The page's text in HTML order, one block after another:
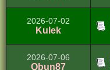
2026-07-02
Kulek
2026-07-06
Qbun87